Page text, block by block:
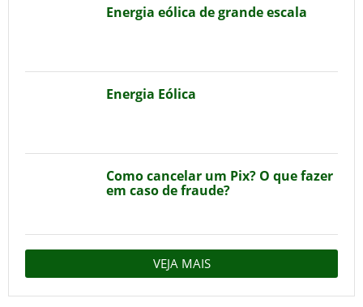
Energia eólica de grande escala
Energia Eólica
Como cancelar um Pix? O que fazer
em caso de fraude?
VEJA MAIS